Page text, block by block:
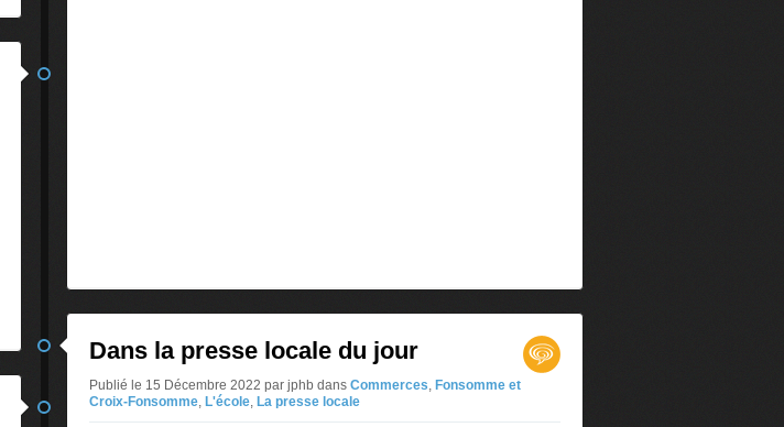
Dans la presse locale du jour
Publié le 15 Décembre 2022 par jphb dans Commerces, Fonsomme et
Croix-Fonsomme, L'école, La presse locale